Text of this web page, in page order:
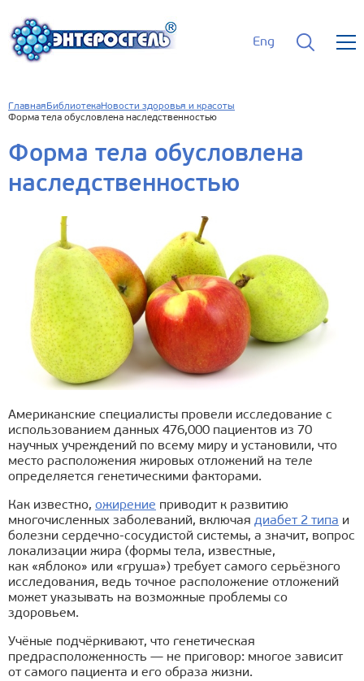
Eng
Главная БиблиотекаНовости здоровья и красоты
Форма тела обусловлена наследственностью
Форма тела обусловлена
наследственностью
Американские специалисты провели исследование с
использованием данных 476,000 пациентов из 70
научных учреждений по всему миру и установили, что
место расположения жировых отложений на теле
определяется генетическими факторами.
Как известно, ожирение приводит к развитию
многочисленных заболеваний, включая диабет 2 типа и
болезни сердечно-сосудистой системы, а значит, вопрос
локализации жира (формы тела, известные,
как «яблоко» или «груша») требует самого серьёзного
исследования, ведь точное расположение отложений
может указывать на возможные проблемы со
здоровьем.
Учёные подчёркивают, что генетическая
предрасположенность — не приговор: многое зависит
от самого пациента и его образа жизни.